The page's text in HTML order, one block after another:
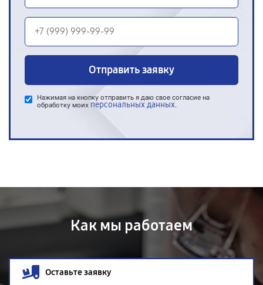
Отправить заявку
Нажимая на кнопку отправить я даю свое согласие на
обработку моих персональных данных.
Как мы работаем
Оставьте заявку